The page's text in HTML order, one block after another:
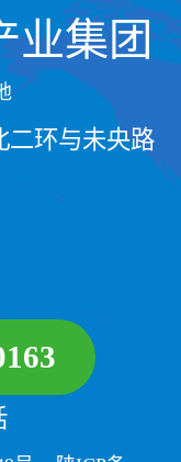
业集团
二环与未央路